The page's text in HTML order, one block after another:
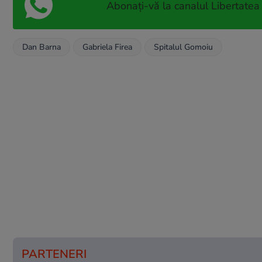
Abonați-vă la canalul
Dan Barna Gabriela Firea Spitalul Gomoiu
PARTENERI